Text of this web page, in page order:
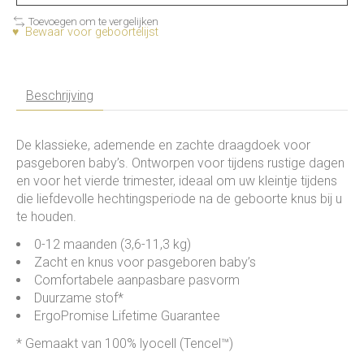
Toevoegen om te vergelijken
♥ Bewaar voor geboortelijst
Beschrijving
De klassieke, ademende en zachte draagdoek voor
pasgeboren baby’s. Ontworpen voor tijdens rustige dagen
en voor het vierde trimester, ideaal om uw kleintje tijdens
die liefdevolle hechtingsperiode na de geboorte knus bij u
te houden.
0-12 maanden (3,6-11,3 kg)
Zacht en knus voor pasgeboren baby’s
Comfortabele aanpasbare pasvorm
Duurzame stof*
ErgoPromise Lifetime Guarantee
* Gemaakt van 100% lyocell (Tencel™)